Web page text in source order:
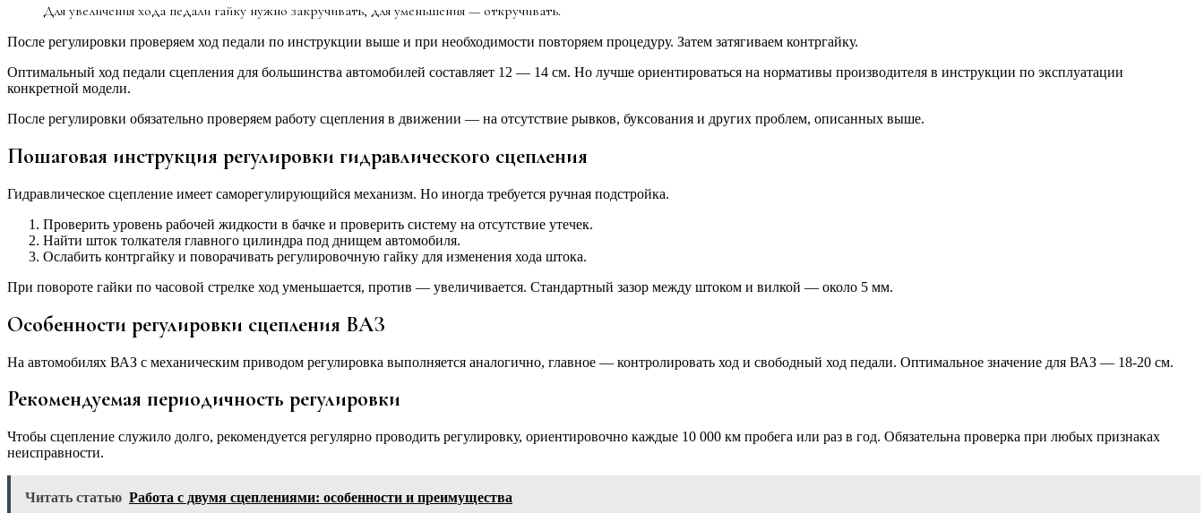
Для увеличения хода педали гайку нужно закручивать, для уменьшения — откручивать.
После регулировки проверяем ход педали по инструкции выше и при необходимости повторяем процедуру. Затем затягиваем контргайку.
Оптимальный ход педали сцепления для большинства автомобилей составляет 12 — 14 см. Но лучше ориентироваться на нормативы производителя в инструкции по эксплуатации
конкретной модели.
После регулировки обязательно проверяем работу сцепления в движении — на отсутствие рывков, буксования и других проблем, описанных выше.
Пошаговая инструкция регулировки гидравлического сцепления
Гидравлическое сцепление имеет саморегулирующийся механизм. Но иногда требуется ручная подстройка.
Проверить уровень рабочей жидкости в бачке и проверить систему на отсутствие утечек.
Найти шток толкателя главного цилиндра под днищем автомобиля.
Ослабить контргайку и поворачивать регулировочную гайку для изменения хода штока.
При повороте гайки по часовой стрелке ход уменьшается, против — увеличивается. Стандартный зазор между штоком и вилкой — около 5 мм.
Особенности регулировки сцепления ВАЗ
На автомобилях ВАЗ с механическим приводом регулировка выполняется аналогично, главное — контролировать ход и свободный ход педали. Оптимальное значение для ВАЗ — 18-20 см.
Рекомендуемая периодичность регулировки
Чтобы сцепление служило долго, рекомендуется регулярно проводить регулировку, ориентировочно каждые 10 000 км пробега или раз в год. Обязательна проверка при любых признаках
неисправности.
Читать статью Работа с двумя сцеплениями: особенности и преимущества